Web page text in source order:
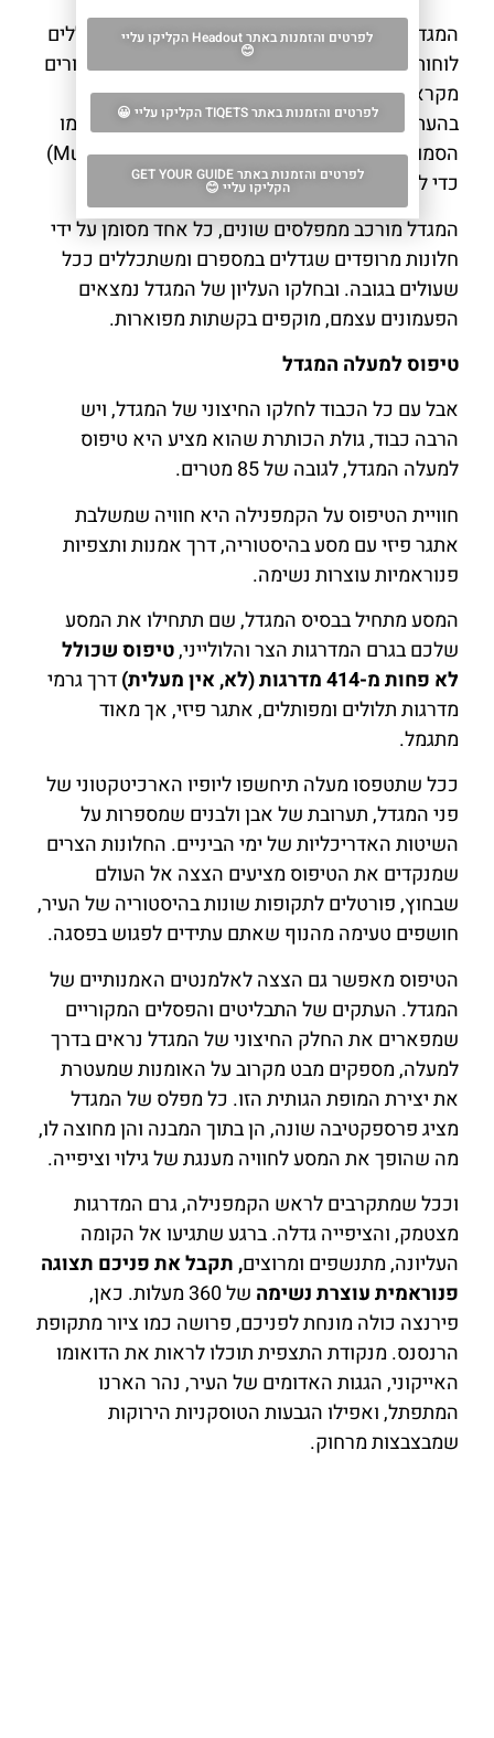
המגדל מעוטר במגוון אלמנטים פיסוליים. אלה כוללים
לוחות בצורת משושה עם תבליטים שמתארים סיפורים
מקראיים כשחלק מהתבליטים המקוריים הוחלפו
בהעתקים, כאשר המקוריים שוכנו במוזיאון הדואומו
הסמוך (Museo dell'Opera del Duomo di Firenze)
כדי להבטיח את שימורם.
המגדל מורכב ממפלסים שונים, כל אחד מסומן על ידי
חלונות מרופדים שגדלים במספרם ומשתכללים ככל
שעולים בגובה. ובחלקו העליון של המגדל נמצאים
הפעמונים עצמם, מוקפים בקשתות מפוארות.
טיפוס למעלה המגדל
אבל עם כל הכבוד לחלקו החיצוני של המגדל, ויש
הרבה כבוד, גולת הכותרת שהוא מציע היא טיפוס
למעלה המגדל, לגובה של 85 מטרים.
חוויית הטיפוס על הקמפנילה היא חוויה שמשלבת
אתגר פיזי עם מסע בהיסטוריה, דרך אמנות ותצפיות
פנוראמיות עוצרות נשימה.
המסע מתחיל בבסיס המגדל, שם תתחילו את המסע
שלכם בגרם המדרגות הצר והלולייני,טיפוס שכולל
לא פחות מ-414 מדרגות (לא, אין מעלית)
דרך גרמי
מדרגות תלולים ומפותלים, אתגר פיזי, אך מאוד
מתגמל.
ככל שתטפסו מעלה תיחשפו ליופיו הארכיטקטוני של
פני המגדל, תערובת של אבן ולבנים שמספרות על
השיטות האדריכליות של ימי הביניים. החלונות הצרים
שמנקדים את הטיפוס מציעים הצצה אל העולם
שבחוץ, פורטלים לתקופות שונות בהיסטוריה של העיר,
חושפים טעימה מהנוף שאתם עתידים לפגוש בפסגה.
הטיפוס מאפשר גם הצצה לאלמנטים האמנותיים של
המגדל. העתקים של התבליטים והפסלים המקוריים
שמפארים את החלק החיצוני של המגדל נראים בדרך
למעלה, מספקים מבט מקרוב על האומנות שמעטרת
את יצירת המופת הגותית הזו. כל מפלס של המגדל
מציג פרספקטיבה שונה, הן בתוך המבנה והן מחוצה לו,
מה שהופך את המסע לחוויה מענגת של גילוי וציפייה.
וככל שמתקרבים לראש הקמפנילה, גרם המדרגות
מצטמק, והציפייה גדלה. ברגע שתגיעו אל הקומה
העליונה, מתנשפים ומרוצים, תקבל את פניכם תצוגה
פנוראמית עוצרת נשימה
של 360 מעלות. כאן,
פירנצה כולה מונחת לפניכם, פרושה כמו ציור מתקופת
הרנסנס. מנקודת התצפית תוכלו לראות את הדואומו
האייקוני, הגגות האדומים של העיר, נהר הארנו
המתפתל, ואפילו הגבעות הטוסקניות הירוקות
שמבצבצות מרחוק.
לפרטים והזמנות באתר Headout הקליקו עליי
😊
לפרטים והזמנות באתר TIQETS הקליקו עליי 😀
לפרטים והזמנות באתר GET YOUR GUIDE
הקליקו עליי 😊